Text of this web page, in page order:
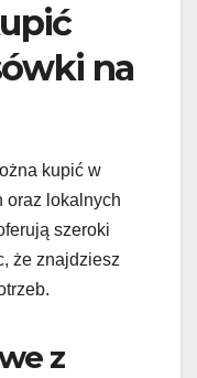
na
kupić w
oraz lokalnych
szeroki
że znajdziesz
z